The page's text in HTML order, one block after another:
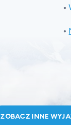
•
•
ZOBACZ INNE